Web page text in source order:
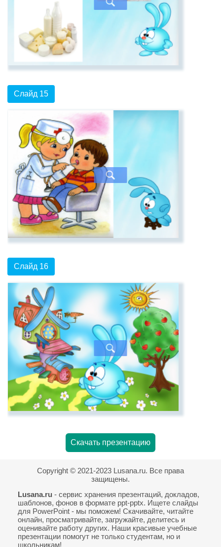
Слайд 15
Слайд 16
Скачать презентацию
Copyright © 2021-2023 Lusana.ru. Все права
защищены.
Lusana.ru - сервис хранения презентаций, докладов,
шаблонов, фонов в формате ppt-pptx. Ищете слайды
для PowerPoint - мы поможем! Скачивайте, читайте
онлайн, просматривайте, загружайте, делитесь и
оценивайте работу других. Наши красивые учебные
презентации помогут не только студентам, но и
школьникам!